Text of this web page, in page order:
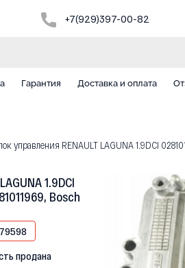
+7(929)397-00-82
Гарантия Доставка и оплата
управления RENAULT LAGUNA 1.9DCI
1.9DCI
Bosch
продана